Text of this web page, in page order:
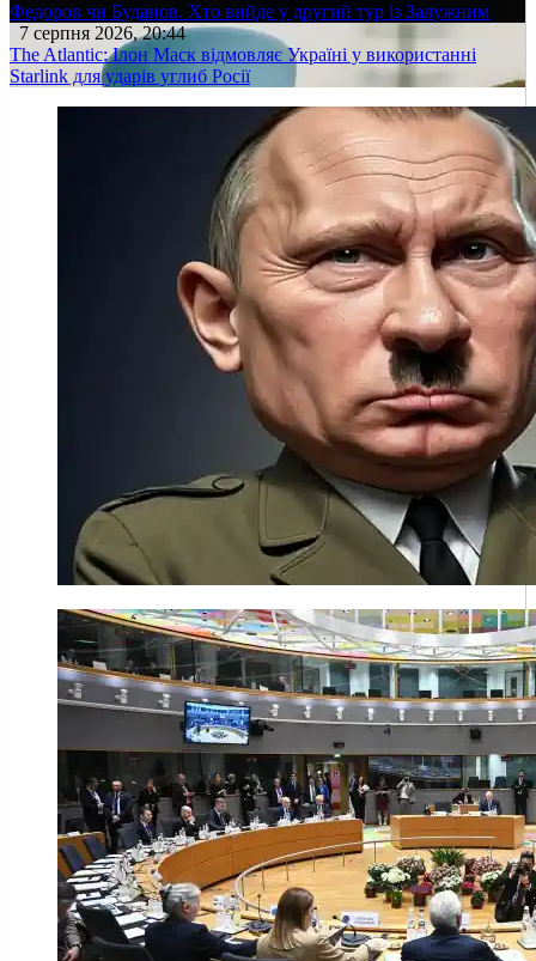
Федоров чи Буданов. Хто вийде у другий тур із Залужним
7 серпня 2026, 20:44
The Atlantic: Ілон Маск відмовляє Україні у використанні
Starlink для ударів углиб Росії